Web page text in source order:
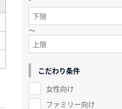
～
こだわり条件
女性向け
ファミリー向け